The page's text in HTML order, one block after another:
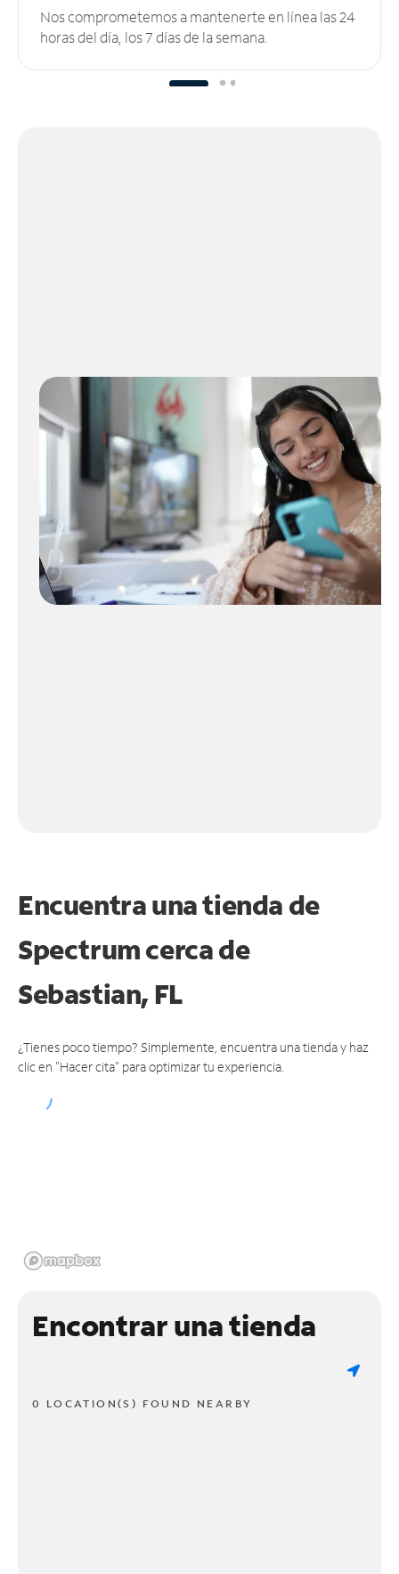
Nos comprometemos a mantenerte en línea las 24
horas del día, los 7 días de la semana.
Encuentra una tienda de
Spectrumcerca de
Sebastian, FL
¿Tienes poco tiempo? Simplemente, encuentra una tienda y haz
clic en "Hacer cita" para optimizar tu experiencia.
Encontrar una tienda
0 LOCATION(S) FOUND NEARBY